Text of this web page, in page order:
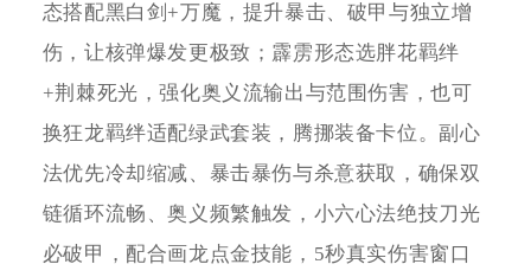
态搭配黑白剑+万魔，提升暴击、破甲与独立增
伤，让核弹爆发更极致；霹雳形态选胖花羁绊
+荆棘死光，强化奥义流输出与范围伤害，也可
换狂龙羁绊适配绿武套装，腾挪装备卡位。副心
法优先冷却缩减、暴击暴伤与杀意获取，确保双
链循环流畅、奥义频繁触发，小六心法绝技刀光
必破甲，配合画龙点金技能，5秒真实伤害窗口